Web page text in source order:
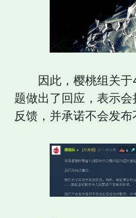
因此，樱桃组关
题做出了回应，表示
反馈，并承诺不会发布